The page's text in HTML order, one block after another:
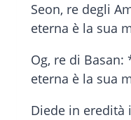
Seon, re degli
eterna è la sua
Og, re di Basan:
eterna è la sua
Diede in eredità